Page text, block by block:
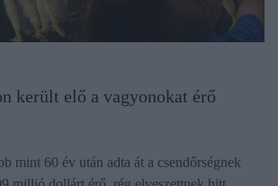
került elő a vagyonokat érő
mint 60 év után adta át a csendőrségnek